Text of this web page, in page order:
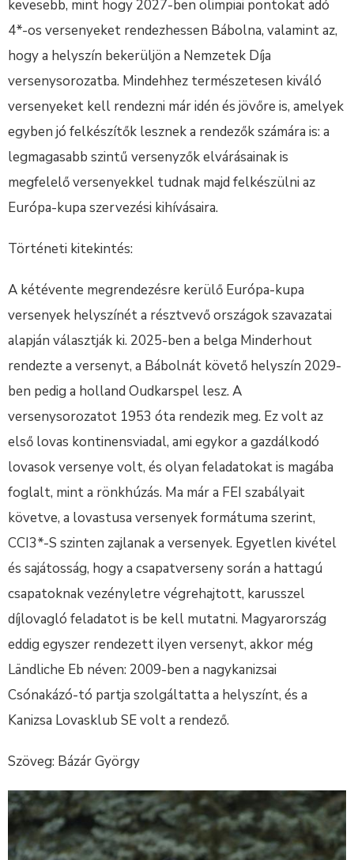
kevesebb, mint hogy 2027-ben olimpiai pontokat adó
4*-os versenyeket rendezhessen Bábolna, valamint az,
hogy a helyszín bekerüljön a Nemzetek Díja
versenysorozatba. Mindehhez természetesen kiváló
versenyeket kell rendezni már idén és jövőre is, amelyek
egyben jó felkészítők lesznek a rendezők számára is: a
legmagasabb szintű versenyzők elvárásainak is
megfelelő versenyekkel tudnak majd felkészülni az
Európa-kupa szervezési kihívásaira.
Történeti kitekintés:
A kétévente megrendezésre kerülő Európa-kupa
versenyek helyszínét a résztvevő országok szavazatai
alapján választják ki. 2025-ben a belga Minderhout
rendezte a versenyt, a Bábolnát követő helyszín 2029-
ben pedig a holland Oudkarspel lesz. A
versenysorozatot 1953 óta rendezik meg. Ez volt az
első lovas kontinensviadal, ami egykor a gazdálkodó
lovasok versenye volt, és olyan feladatokat is magába
foglalt, mint a rönkhúzás. Ma már a FEI szabályait
követve, a lovastusa versenyek formátuma szerint,
CCI3*-S szinten zajlanak a versenyek. Egyetlen kivétel
és sajátosság, hogy a csapatverseny során a hattagú
csapatoknak vezényletre végrehajtott, karusszel
díjlovagló feladatot is be kell mutatni. Magyarország
eddig egyszer rendezett ilyen versenyt, akkor még
Ländliche Eb néven: 2009-ben a nagykanizsai
Csónakázó-tó partja szolgáltatta a helyszínt, és a
Kanizsa Lovasklub SE volt a rendező.
Szöveg: Bázár György